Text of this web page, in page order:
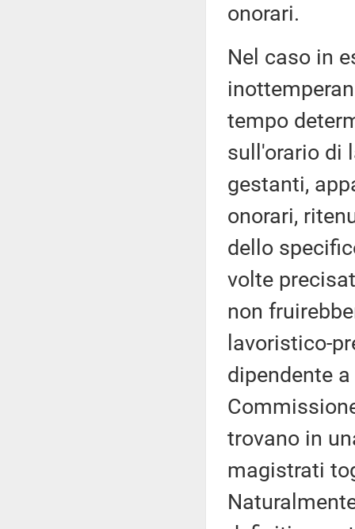
onorari.
Nel caso in
tempo
sull'orario di
gestanti,
onorari,
dello
volte
non
lavoristico-
dipendente
trovano in
magistrati